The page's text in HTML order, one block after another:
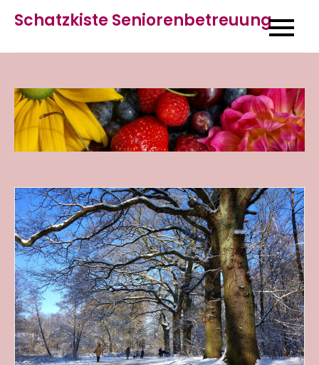
content
Schatzkiste Seniorenbetreuung